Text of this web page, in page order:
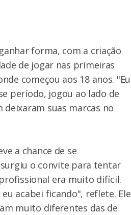
forma, com a criação
de jogar nas primeiras
começou aos 18 anos. "Eu
período, jogou ao lado de
suas marcas no
a chance de se
o convite para tentar
era muito difícil.
acabei ficando", reflete. Ele
muito diferentes das de